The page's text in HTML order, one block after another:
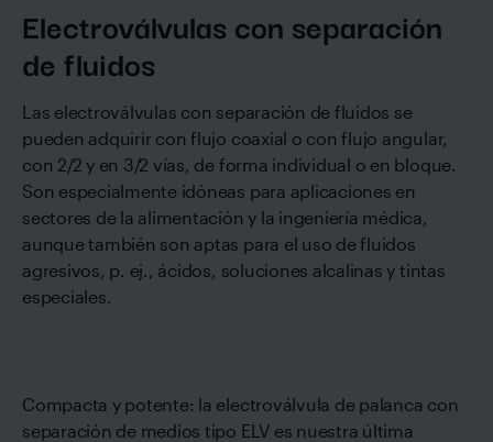
Electroválvulas con separación
de fluidos
Las electroválvulas con separación de fluidos se
pueden adquirir con flujo coaxial o con flujo angular,
con 2/2 y en 3/2 vías, de forma individual o en bloque.
Son especialmente idóneas para aplicaciones en
sectores de la alimentación y la ingeniería médica,
aunque también son aptas para el uso de fluidos
agresivos, p. ej., ácidos, soluciones alcalinas y tintas
especiales.
Compacta y potente: la electroválvula de palanca con
separación de medios tipo ELV es nuestra última